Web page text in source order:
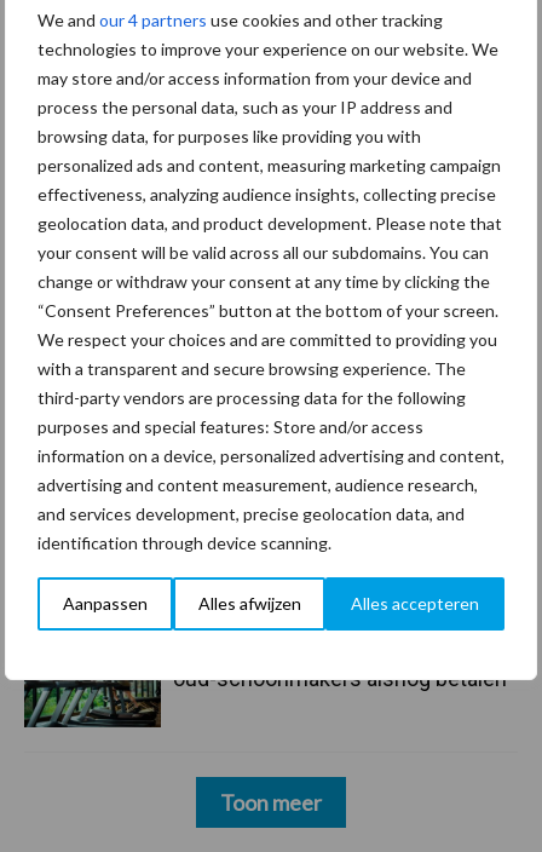
We and our 4 partners use cookies and other tracking
technologies to improve your experience on our website. We
may store and/or access information from your device and
process the personal data, such as your IP address and
browsing data, for purposes like providing you with
personalized ads and content, measuring marketing campaign
effectiveness, analyzing audience insights, collecting precise
geolocation data, and product development. Please note that
your consent will be valid across all our subdomains. You can
change or withdraw your consent at any time by clicking the
“Consent Preferences” button at the bottom of your screen.
We respect your choices and are committed to providing you
with a transparent and secure browsing experience. The
third-party vendors are processing data for the following
purposes and special features: Store and/or access
information on a device, personalized advertising and content,
advertising and content measurement, audience research,
and services development, precise geolocation data, and
identification through device scanning.
Aanpassen Alles afwijzen Alles accepteren
Primaire
Sidebar
Recent nieuws Partner nieuws
30 dec
Hervorming flexibele
arbeidscontracten kent mitsen en
maren
29 dec
Freddy van de Ridder Cleaners:
“Glazenwassen zit in m’n bloed,
maar innoveren is mijn toekomst”
24 dec
Friendship Sports Centre maakt
vrienden voor het leven
Business Apps: breng rust in de
oud-schoonmakers alsnog betalen
Toon meer